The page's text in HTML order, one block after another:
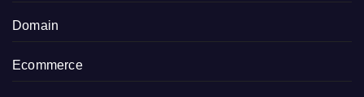
Domain
Ecommerce